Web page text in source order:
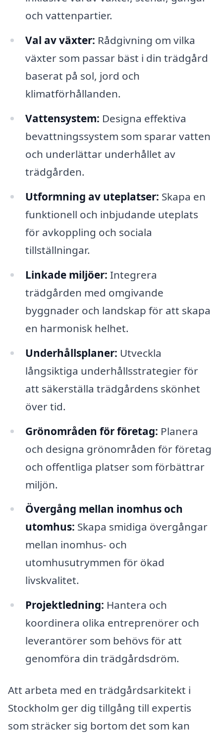
och vattenpartier.
Val av växter: Rådgivning om vilka
växter som passar bäst i din trädgård
baserat på sol, jord och
klimatförhållanden.
Vattensystem: Designa effektiva
bevattningssystem som sparar vatten
och underlättar underhållet av
trädgården.
Utformning av uteplatser: Skapa en
funktionell och inbjudande uteplats
för avkoppling och sociala
tillställningar.
Linkade miljöer: Integrera
trädgården med omgivande
byggnader och landskap för att skapa
en harmonisk helhet.
Underhållsplaner: Utveckla
långsiktiga underhållsstrategier för
att säkerställa trädgårdens skönhet
över tid.
Grönområden för företag: Planera
och designa grönområden för företag
och offentliga platser som förbättrar
miljön.
Övergång mellan inomhus och
utomhus: Skapa smidiga övergångar
mellan inomhus- och
utomhusutrymmen för ökad
livskvalitet.
Projektledning: Hantera och
koordinera olika entreprenörer och
leverantörer som behövs för att
genomföra din trädgårdsdröm.
Att arbeta med en trädgårdsarkitekt i
Stockholm ger dig tillgång till expertis
som sträcker sig bortom det som kan